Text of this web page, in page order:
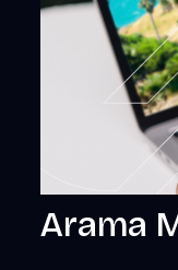
Arama